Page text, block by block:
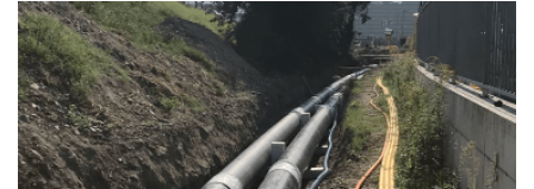
TELERISCALDAMENTO
CONDOTTE PREISOLATE